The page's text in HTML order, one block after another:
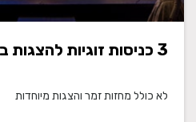
3 כניסות זוגיות להצגות בהבימה
לא כולל מחזות זמר והצגות מיוחדות